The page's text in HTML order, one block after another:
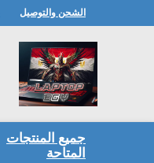
الشحن والتوصيل
جميع المنتجات
المتاحة